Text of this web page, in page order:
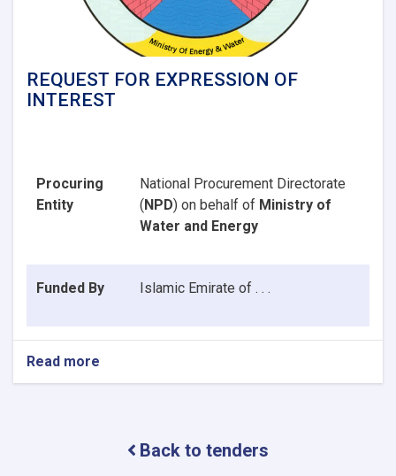
REQUEST FOR EXPRESSION OF
INTEREST
Procuring
Entity
National Procurement Directorate
(NPD) on behalf of Ministry of
Water and Energy
Funded By Islamic Emirate of . . .
Read more
REQUEST
INTERESTBack to tenders